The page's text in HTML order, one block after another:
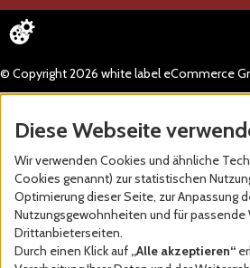
© Copyright 2026 white label eCommerce
Diese Webseite
Wir verwenden Cookies und ähnliche
Cookies genannt) zur statistischen
Optimierung dieser Seite, zur Anpassung
Nutzungsgewohnheiten und für passende
Drittanbieterseiten.
Durch einen Klick auf „Alle akzeptieren“